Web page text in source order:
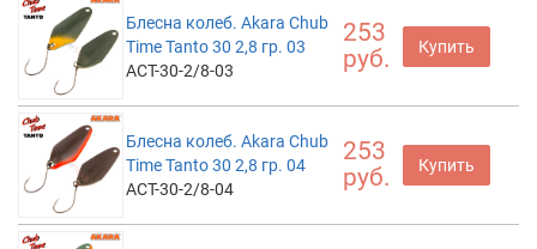
Блесна колеб. Akara Chub
Time Tanto 30 2,8 гр. 03
ACT-30-2/8-03
253
руб.
Купить
Блесна колеб. Akara Chub
Time Tanto 30 2,8 гр. 04
ACT-30-2/8-04
253
руб.
Купить